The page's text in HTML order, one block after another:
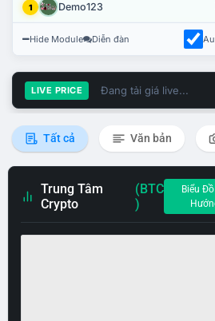
1 Demo123
Hide Module Diễn đàn
LIVE PRICE Đang tải giá live...
Tất cả Văn bản
Trung Tâm
Crypto
(BTC
)
Biểu